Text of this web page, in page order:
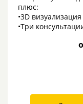
плюс:
•3D
•Три